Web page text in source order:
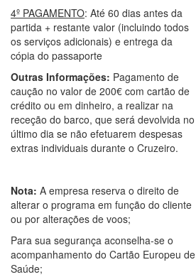
4º PAGAMENTO: Até 60 dias antes da
partida + restante valor (incluindo todos
os serviços adicionais) e entrega da
cópia do passaporte
Outras Informações: Pagamento de
caução no valor de 200€ com cartão de
crédito ou em dinheiro, a realizar na
receção do barco, que será devolvida no
último dia se não efetuarem despesas
extras individuais durante o Cruzeiro.
Nota: A empresa reserva o direito de
alterar o programa em função do cliente
ou por alterações de voos;
Para sua segurança aconselha-se o
acompanhamento do Cartão Europeu de
Saúde;